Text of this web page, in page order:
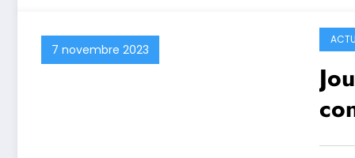
7 novembre 2023